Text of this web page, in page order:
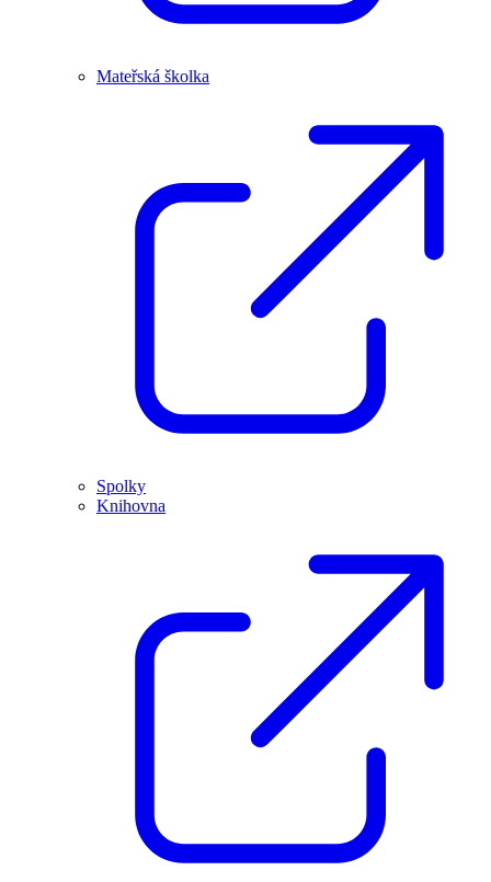
Mateřská školka
Spolky
Knihovna